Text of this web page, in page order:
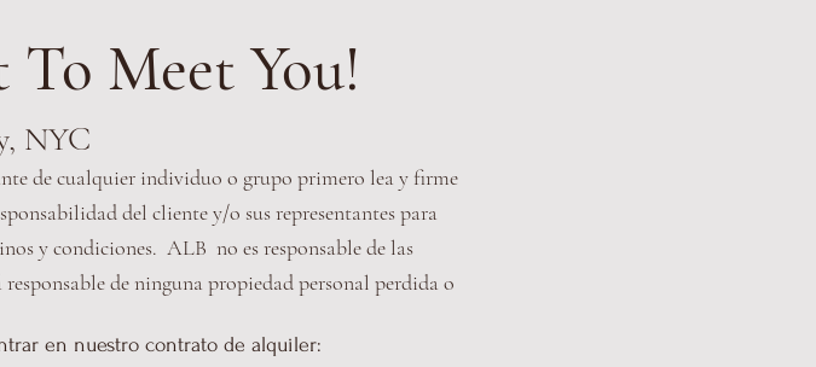
Meet You!
NYC
de cualquier individuo o grupo primero lea y firme
del cliente y/o sus representantes para
y condiciones. ALB no es responsable de las
de ninguna propiedad personal perdida o
en nuestro contrato de alquiler: